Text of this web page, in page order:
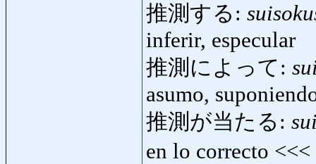
推測する:
inferir, especular
推測によって:
asumo,
推測が当たる:
en lo correcto <<<